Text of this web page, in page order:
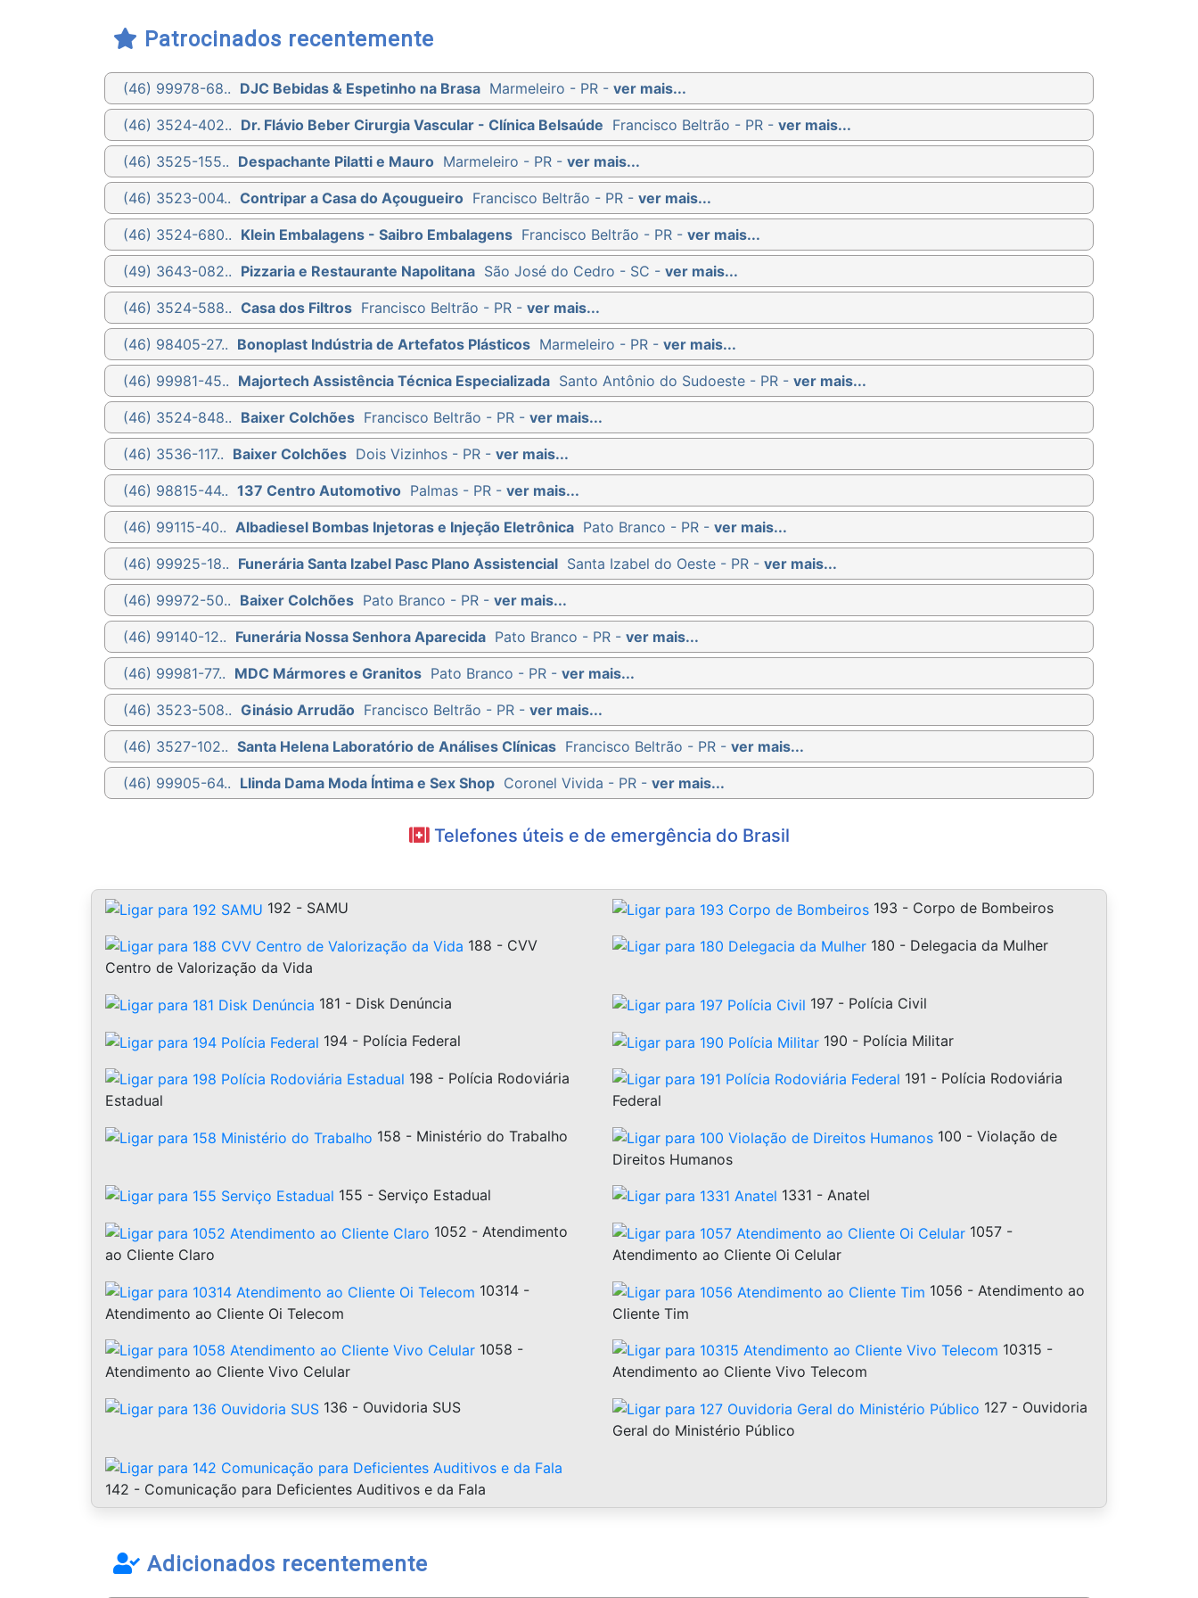
Patrocinados recentemente
(46) 99978-68.. DJC Bebidas & Espetinho na Brasa Marmeleiro - PR - ver mais...
(46) 3524-402.. Dr. Flávio Beber Cirurgia Vascular - Clínica Belsaúde Francisco Beltrão - PR - ver mais...
(46) 3525-155.. Despachante Pilatti e Mauro Marmeleiro - PR - ver mais...
(46) 3523-004.. Contripar a Casa do Açougueiro Francisco Beltrão - PR - ver mais...
(46) 3524-680.. Klein Embalagens - Saibro Embalagens Francisco Beltrão - PR - ver mais...
(49) 3643-082.. Pizzaria e Restaurante Napolitana São José do Cedro - SC - ver mais...
(46) 3524-588.. Casa dos Filtros Francisco Beltrão - PR - ver mais...
(46) 98405-27.. Bonoplast Indústria de Artefatos Plásticos Marmeleiro - PR - ver mais...
(46) 99981-45.. Majortech Assistência Técnica Especializada Santo Antônio do Sudoeste - PR - ver mais...
(46) 3524-848.. Baixer Colchões Francisco Beltrão - PR - ver mais...
(46) 3536-117.. Baixer Colchões Dois Vizinhos - PR - ver mais...
(46) 98815-44.. 137 Centro Automotivo Palmas - PR - ver mais...
(46) 99115-40.. Albadiesel Bombas Injetoras e Injeção Eletrônica Pato Branco - PR - ver mais...
(46) 99925-18.. Funerária Santa Izabel Pasc Plano Assistencial Santa Izabel do Oeste - PR - ver mais...
(46) 99972-50.. Baixer Colchões Pato Branco - PR - ver mais...
(46) 99140-12.. Funerária Nossa Senhora Aparecida Pato Branco - PR - ver mais...
(46) 99981-77.. MDC Mármores e Granitos Pato Branco - PR - ver mais...
(46) 3523-508.. Ginásio Arrudão Francisco Beltrão - PR - ver mais...
(46) 3527-102.. Santa Helena Laboratório de Análises Clínicas Francisco Beltrão - PR - ver mais...
(46) 99905-64.. Llinda Dama Moda Íntima e Sex Shop Coronel Vivida - PR - ver mais...
Telefones úteis e de emergência do Brasil
192 - SAMU 193 - Corpo de Bombeiros
188 - CVV
Centro de Valorização da Vida
180 - Delegacia da Mulher
181 - Disk Denúncia 197 - Polícia Civil
194 - Polícia Federal 190 - Polícia Militar
198 - Polícia Rodoviária
Estadual
191 - Polícia Rodoviária
Federal
158 - Ministério do Trabalho
100 - Violação de
Direitos Humanos
155 - Serviço Estadual
1331 - Anatel
1052 - Atendimento
ao Cliente Claro
1057 -
Atendimento ao Cliente Oi Celular
10314 -
Atendimento ao Cliente Oi Telecom
1056 - Atendimento ao
Cliente Tim
1058 -
Atendimento ao Cliente Vivo Celular
10315 -
Atendimento ao Cliente Vivo Telecom
136 - Ouvidoria SUS
127 - Ouvidoria
Geral do Ministério Público
142 - Comunicação para Deficientes Auditivos e da Fala
Adicionados recentemente